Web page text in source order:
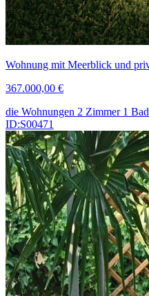
Wohnung mit Meerblick und
367.000,00 €
die Wohnungen 2 Zimmer 1
ID:S00471